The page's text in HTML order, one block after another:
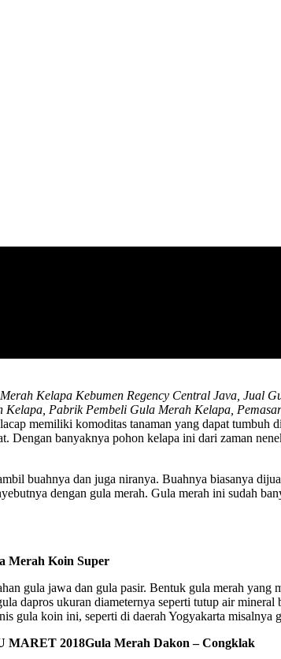
Kelapa Kebumen Regency Central Java, Jual
Pabrik Pembeli Gula Merah Kelapa,
memiliki komoditas tanaman yang dapat tumbuh
Dengan banyaknya pohon kelapa ini dari zaman
buahnya dan juga niranya. Buahnya biasanya
dengan gula merah. Gula merah ini sudah
Merah Koin Super
gula jawa dan gula pasir. Bentuk gula merah
dapros ukuran diameternya seperti tutup air
gula koin ini, seperti di daerah Yogyakarta
Gula Merah Dakon – Congklak